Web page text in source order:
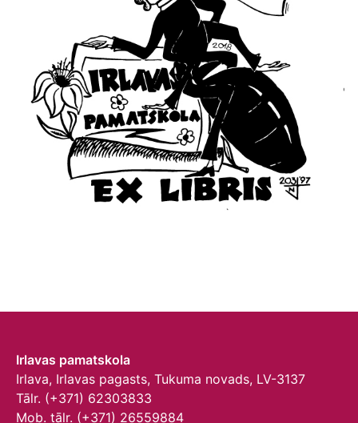
Irlavas pamatskola
Irlava, Irlavas pagasts, Tukuma novads, LV-3137
Tālr. (+371) 62303833
Mob. tālr. (+371) 26559884